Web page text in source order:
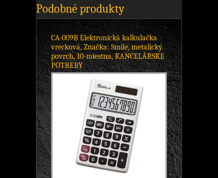
Podobné produkty
CA-009B Elektronická kalkulačka
vrecková, Značka: Smile, metalický
povrch, 10-miestna, KANCELÁRSKE
POTREBY